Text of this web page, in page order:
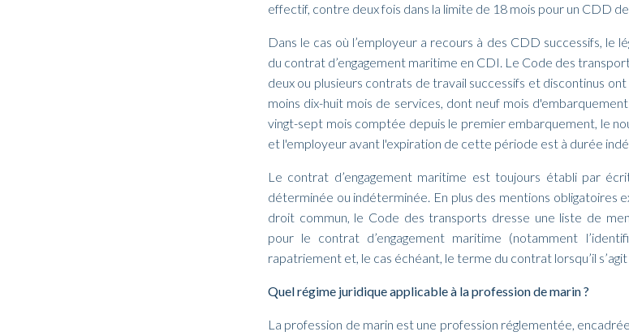
effectif, contre deux fois dans la limite de 18 mois pour un CDD
Dans le cas où l’employeur a recours à des CDD successifs, le
du contrat d’engagement maritime en CDI. Le Code des
deux ou plusieurs contrats de travail successifs et discontinus
moins dix-huit mois de services, dont neuf mois
vingt-sept mois comptée depuis le premier embarquement, le
et l'employeur avant l'expiration de cette période est à durée
Le contrat d’engagement maritime est toujours établi par
déterminée ou indéterminée. En plus des mentions obligatoires
droit commun, le Code des transports dresse une liste de
pour le contrat d’engagement maritime (notamment
rapatriement et, le cas échéant, le terme du contrat lorsqu’il s’agit
Quel régime juridique applicable à la profession de marin ?
La profession de marin est une profession réglementée,